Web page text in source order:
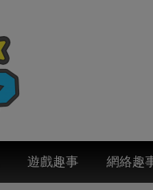
遊戲趣事 網絡趣